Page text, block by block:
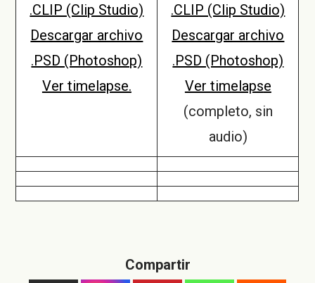
.CLIP (Clip Studio)
Descargar archivo
.PSD (Photoshop)
Ver timelapse.
.CLIP (Clip Studio)
Descargar archivo
.PSD (Photoshop)
Ver timelapse
(completo, sin
audio)
Compartir